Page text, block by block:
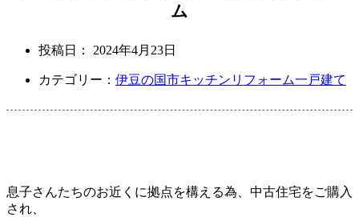
ム
投稿日： 2024年4月23日
カテゴリー： 伊豆の国市キッチンリフォーム一戸建て
息子さんたちのお近くに拠点を構える為、 中古住宅をご購入
され、